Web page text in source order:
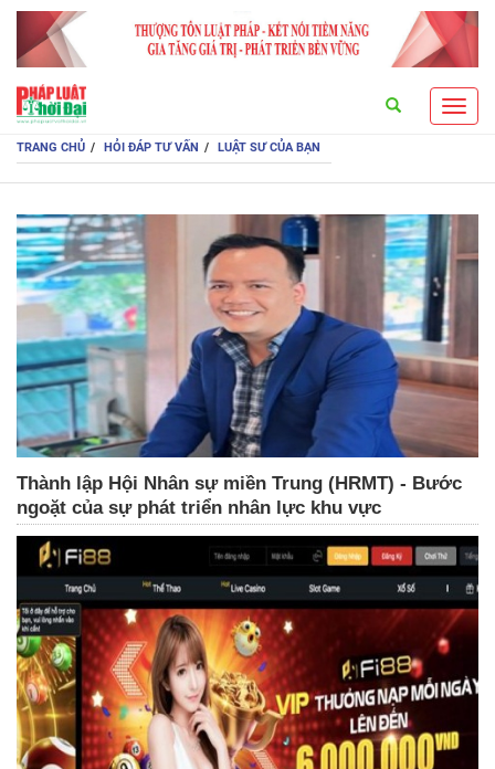
TRANG CHỦ HỎI ĐÁP TƯ VẤN LUẬT SƯ CỦA BẠN
Thành lập Hội Nhân sự miền Trung (HRMT) - Bước
ngoặt của sự phát triển nhân lực khu vực